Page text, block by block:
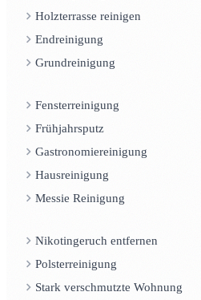
Holzterrasse reinigen
Endreinigung
Grundreinigung
Fensterreinigung
Frühjahrsputz
Gastronomiereinigung
Hausreinigung
Messie Reinigung
Nikotingeruch entfernen
Polsterreinigung
Stark verschmutzte Wohnung